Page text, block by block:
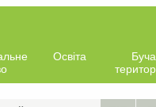
Освіта